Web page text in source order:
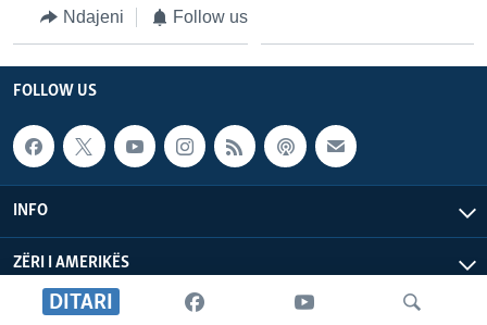
DITARI
Ndajeni Follow us
FOLLOW US
INFO
ZËRI I AMERIKËS